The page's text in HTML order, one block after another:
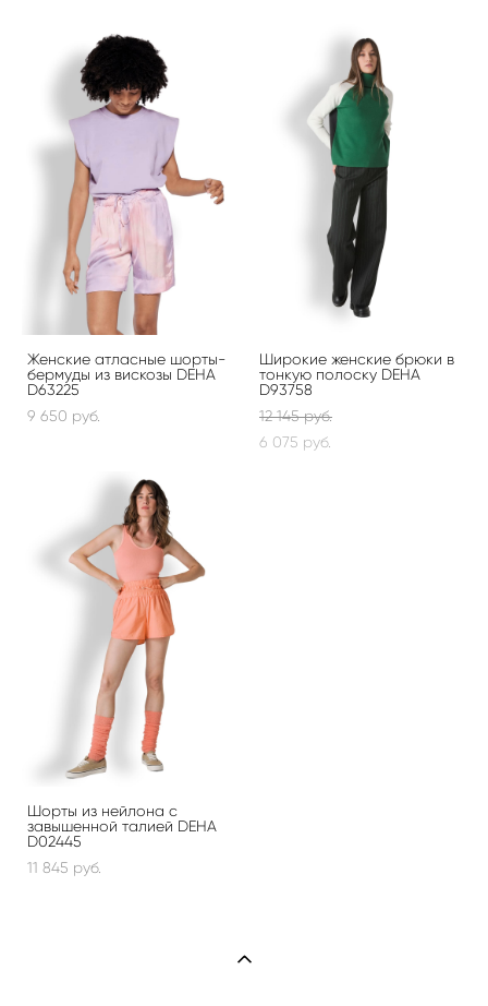
Женские атласные шорты-
бермуды из вискозы DEHA
D63225
9 650 pуб.
Широкие женские брюки в
тонкую полоску DEHA
D93758
12 145 pуб.
6 075 pуб.
Шорты из нейлона с
завышенной талией DEHA
D02445
11 845 pуб.